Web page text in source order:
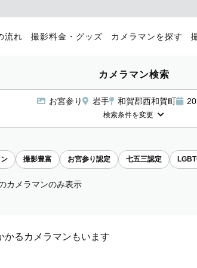
流れ 撮影料金・グッズ カメラマンを探す
カメラマン検索
お宮参り 岩手 和賀郡西和賀町
検索条件を変更
撮影豊富 お宮参り認定 七五三認定
カメラマンのみ表示
るカメラマンもいます